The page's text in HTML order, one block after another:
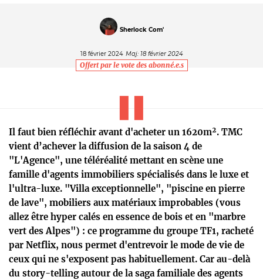
Sherlock Com'
18 février 2024 Maj: 18 février 2024
Offert par le vote des abonné.e.s
Il faut bien réfléchir avant d'acheter un 1620m². TMC
vient d’achever la diffusion de la saison 4 de
"L'Agence", une téléréalité mettant en scène une
famille d'agents immobiliers spécialisés dans le luxe et
l'ultra-luxe. "Villa exceptionnelle", "piscine en pierre
de lave", mobiliers aux matériaux improbables (vous
allez être hyper calés en essence de bois et en "marbre
vert des Alpes") : ce programme du groupe TF1, racheté
par Netflix, nous permet d'entrevoir le mode de vie de
ceux qui ne s'exposent pas habituellement. Car au-delà
du story-telling autour de la saga familiale des agents